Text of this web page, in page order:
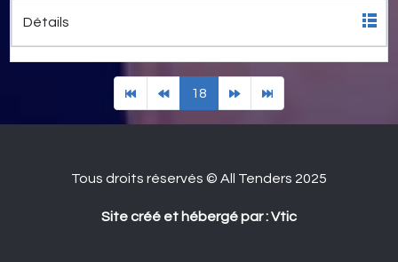
18
Tous droits réservés © All Tenders 2025
Site créé et hébergé par : Vtic